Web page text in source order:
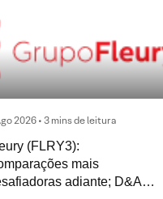
2026 • 3 mins de leitura
(FLRY3):
mais
adiante; D&A